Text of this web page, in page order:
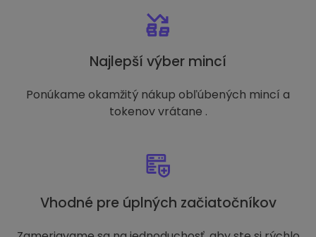
Najlepší výber mincí
Ponúkame okamžitý nákup obľúbených mincí a
tokenov vrátane .
Vhodné pre úplných začiatočníkov